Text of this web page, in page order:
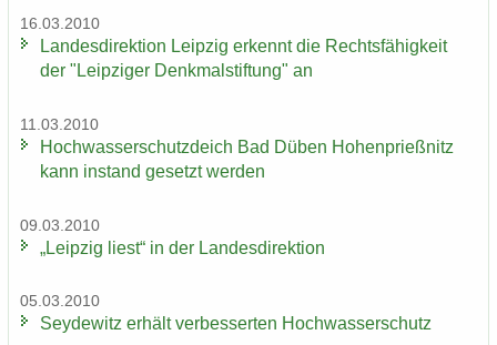
16.03.2010
Lan­des­di­rek­ti­on Leip­zig er­kennt die Rechts­fä­hig­keit
der "Leip­zi­ger Denk­mal­stif­tung" an
11.03.2010
Hoch­was­ser­schutz­deich Bad Düben Ho­hen­prieß­nitz
kann in­stand ge­setzt wer­den
09.03.2010
„Leip­zig liest“ in der Lan­des­di­rek­ti­on
05.03.2010
Sey­de­witz er­hält ver­bes­ser­ten Hoch­was­ser­schutz